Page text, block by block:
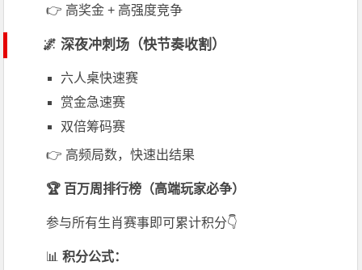
👉 高奖金 + 高强度竞争
🌌 深夜冲刺场（快节奏收割）
六人桌快速赛
赏金急速赛
双倍筹码赛
👉 高频局数，快速出结果
🏆 百万周排行榜（高端玩家必争）
参与所有生肖赛事即可累计积分👇
📊积分公式：